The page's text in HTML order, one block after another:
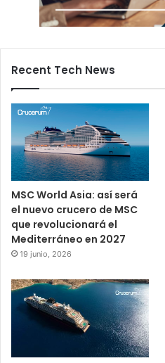
Recent Tech News
MSC World Asia: así será
el nuevo crucero de MSC
que revolucionará el
Mediterráneo en 2027
19 junio, 2026